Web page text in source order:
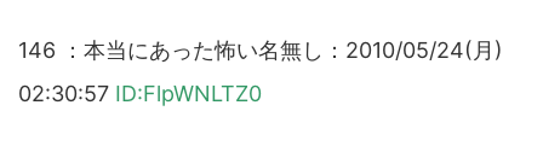
146 ：本当にあった怖い名無し：2010/05/24(月)
02:30:57 ID:FlpWNLTZ0